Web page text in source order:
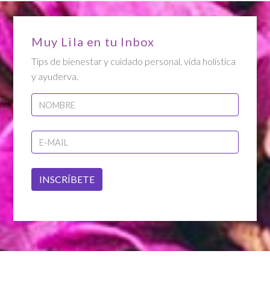
Muy Lila en tu Inbox
Tips de bienestar y cuidado personal, vida holística
y ayuderva.
INSCRÍBETE